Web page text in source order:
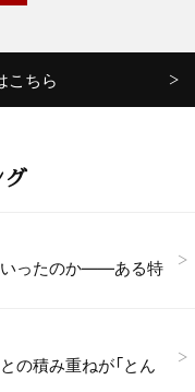
こちら
いったのか——ある特
の積み重ねが「とん